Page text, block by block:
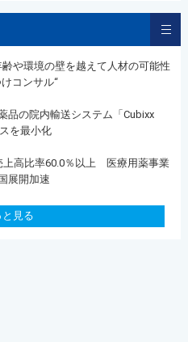
や環境の壁を越えて人材の可能性
コンサル“
の院内輸送システム「Cubixx
を最小化
高比率60.0％以上 医療用薬事業
展開加速
と見る